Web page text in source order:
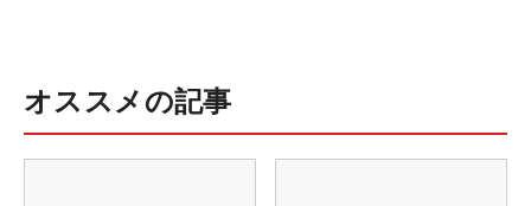
オススメの記事